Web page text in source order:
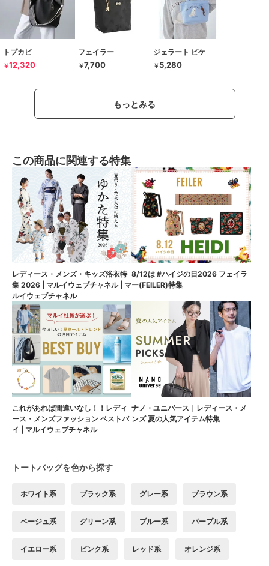
トプカピ
￥12,320
フェイラー
￥7,700
ジェラート ピケ
￥ 5,280
もっとみる
この商品に関連する特集
レディース・メンズ・キッズ浴衣特
集 2026 | マルイウェブチャネル | マ
ルイウェブチャネル
8/12は #ハイジの日2026 フェイラ
ー(FEILER)特集
これがあれば間違いなし！！レディ
ース・メンズファッション ベストバ
イ | マルイウェブチャネル
ナノ・ユニバース｜レディース・メ
ンズ 夏の人気アイテム特集
トートバッグを色から探す
ホワイト系 ブラック系 グレー系 ブラウン系
ベージュ系 グリーン系 ブルー系 パープル系
イエロー系 ピンク系 レッド系 オレンジ系